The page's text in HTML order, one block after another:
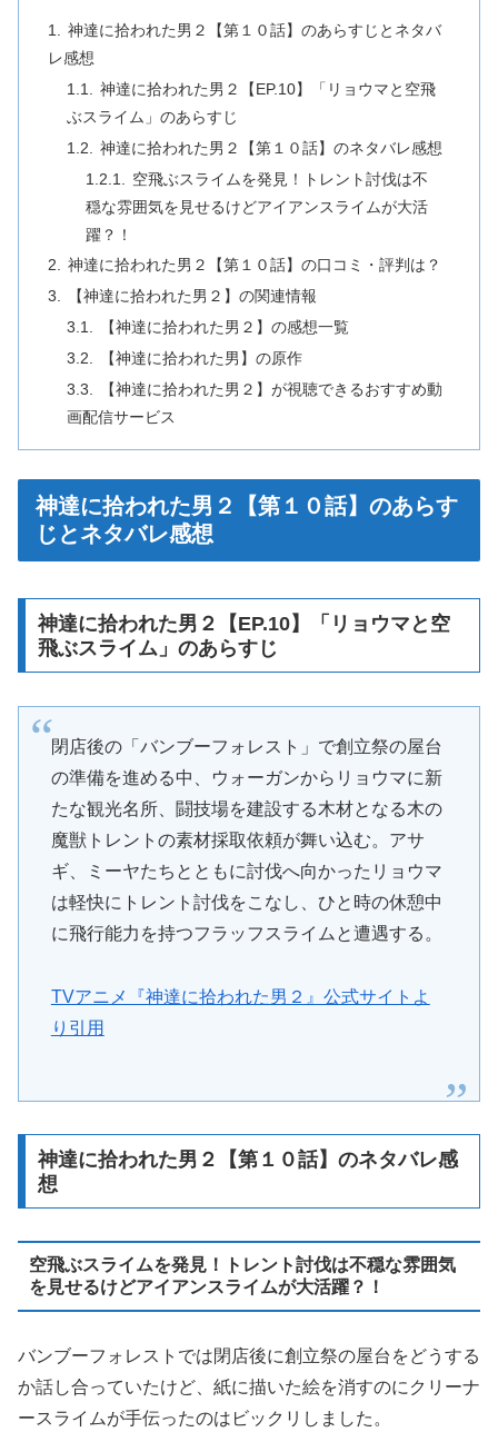
神達に拾われた男２【第１０話】のあらすじとネタバ
レ感想
神達に拾われた男２【EP.10】「リョウマと空飛
ぶスライム」のあらすじ
神達に拾われた男２【第１０話】のネタバレ感想
空飛ぶスライムを発見！トレント討伐は不
穏な雰囲気を見せるけどアイアンスライムが大活
躍？！
神達に拾われた男２【第１０話】の口コミ・評判は？
【神達に拾われた男２】の関連情報
【神達に拾われた男２】の感想一覧
【神達に拾われた男】の原作
【神達に拾われた男２】が視聴できるおすすめ動
画配信サービス
神達に拾われた男２【第１０話】のあらす
じとネタバレ感想
神達に拾われた男２【EP.10】「リョウマと空
飛ぶスライム」のあらすじ
閉店後の「バンブーフォレスト」で創立祭の屋台
の準備を進める中、ウォーガンからリョウマに新
たな観光名所、闘技場を建設する木材となる木の
魔獣トレントの素材採取依頼が舞い込む。アサ
ギ、ミーヤたちとともに討伐へ向かったリョウマ
は軽快にトレント討伐をこなし、ひと時の休憩中
に飛行能力を持つフラッフスライムと遭遇する。
TVアニメ『神達に拾われた男２』公式サイトよ
り引用
神達に拾われた男２【第１０話】のネタバレ感
想
空飛ぶスライムを発見！トレント討伐は不穏な雰囲気
を見せるけどアイアンスライムが大活躍？！
バンブーフォレストでは閉店後に創立祭の屋台をどうする
か話し合っていたけど、紙に描いた絵を消すのにクリーナ
ースライムが手伝ったのはビックリしました。